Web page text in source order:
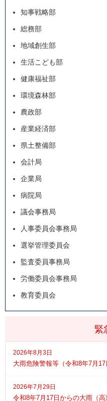
緊
2026年8月3日
大雨危険警報等（令和8年7月
2026年7月29日
令和8年7月17日からの大雨（高
知事戦略部
総務部
地域創生部
生活こども部
健康福祉部
環境森林部
農政部
産業経済部
県土整備部
会計局
企業局
病院局
議会事務局
人事委員会事務局
選挙管理委員会
監査委員事務局
労働委員会事務局
教育委員会